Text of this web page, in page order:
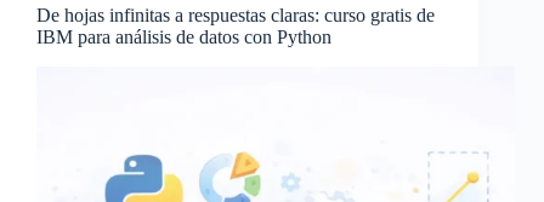
De hojas infinitas a respuestas claras: curso gratis de
IBM para análisis de datos con Python